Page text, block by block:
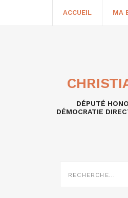
ACCUEIL MA
DÉPUTÉ
DÉMOCRATIE
SUR